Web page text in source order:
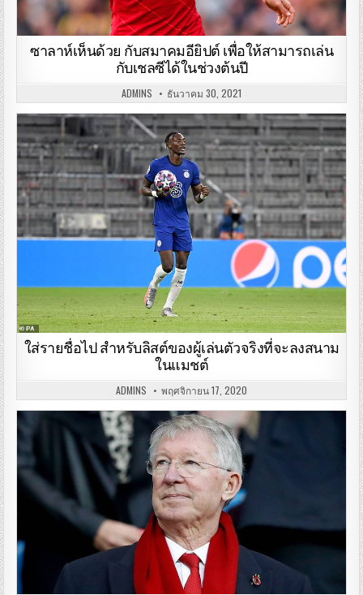
ซาลาห์เห็นด้วย กับสมาคมอียิปต์ เพื่อให้สามารถเล่น
กับเชลซีได้ในช่วงต้นปี
ADMINS ธันวาคม 30, 2021
ใส่รายชื่อไป สำหรับลิสต์ของผู้เล่นตัวจริงที่จะลงสนาม
ในแมชต์
ADMINS พฤศจิกายน 17, 2020